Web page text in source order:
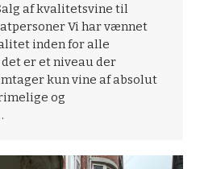
af kvalitetsvine til
Vi har vænnet
inden for alle
er et niveau der
kun vine af absolut
og